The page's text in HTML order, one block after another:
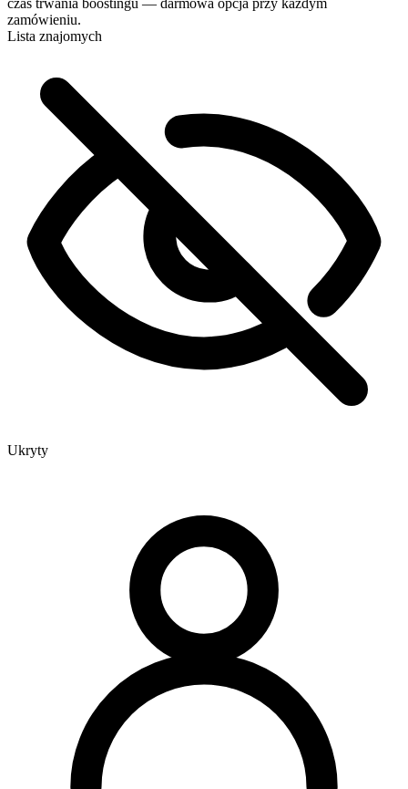
Idealnie! Czy mogę śledzić postępy na żywo?
Super, jesteście najlepsi 🧡
zamówieniu.
Lista znajomych
Ukryty